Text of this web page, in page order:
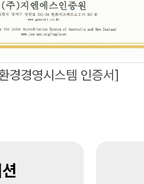
경경영시스템 인증서]